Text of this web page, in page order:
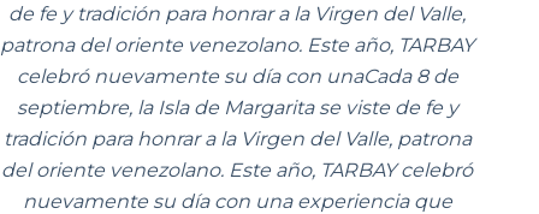
de fe y tradición para honrar a la Virgen del Valle,
patrona del oriente venezolano. Este año, TARBAY
celebró nuevamente su día con unaCada 8 de
septiembre, la Isla de Margarita se viste de fe y
tradición para honrar a la Virgen del Valle, patrona
del oriente venezolano. Este año, TARBAY celebró
nuevamente su día con una experiencia que